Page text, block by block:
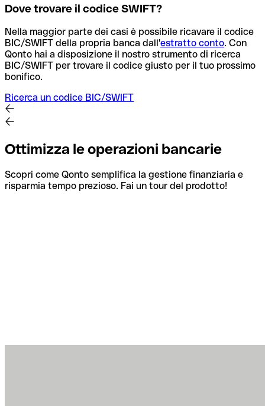
Dove trovare il codice SWIFT?
Nella maggior parte dei casi è possibile ricavare il codice
BIC/SWIFT della propria banca dall'estratto conto. Con
Qonto hai a disposizione il nostro strumento di ricerca
BIC/SWIFT per trovare il codice giusto per il tuo prossimo
bonifico.
Ricerca un codice BIC/SWIFT
Ottimizza le operazioni bancarie
Scopri come Qonto semplifica la gestione finanziaria e
risparmia tempo prezioso. Fai un tour del prodotto!